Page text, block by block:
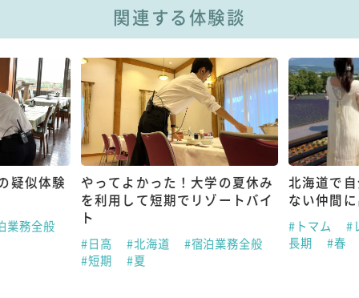
関連する体験談
疑似体験
業務全般
やってよかった！大学の夏休み
を利用して短期でリゾートバイ
ト
#日高 #北海道
#宿泊業務全般
#短期
#夏
北海道で
ない仲間
#トマム
#
長期
#春